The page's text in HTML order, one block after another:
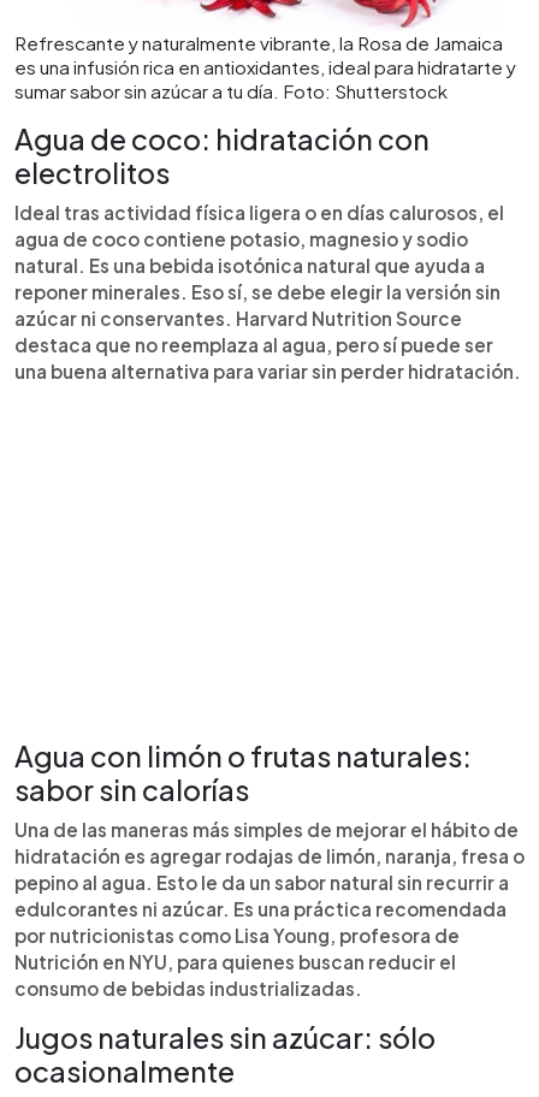
Refrescante y naturalmente vibrante, la Rosa de Jamaica
es una infusión rica en antioxidantes, ideal para hidratarte y
sumar sabor sin azúcar a tu día. Foto: Shutterstock
Agua de coco: hidratación con
electrolitos
Ideal tras actividad física ligera o en días calurosos, el
agua de coco contiene potasio, magnesio y sodio
natural. Es una bebida isotónica natural que ayuda a
reponer minerales. Eso sí, se debe elegir la versión sin
azúcar ni conservantes. Harvard Nutrition Source
destaca que no reemplaza al agua, pero sí puede ser
una buena alternativa para variar sin perder hidratación.
Agua con limón o frutas naturales:
sabor sin calorías
Una de las maneras más simples de mejorar el hábito de
hidratación es agregar rodajas de limón, naranja, fresa o
pepino al agua. Esto le da un sabor natural sin recurrir a
edulcorantes ni azúcar. Es una práctica recomendada
por nutricionistas como Lisa Young, profesora de
Nutrición en NYU, para quienes buscan reducir el
consumo de bebidas industrializadas.
Jugos naturales sin azúcar: sólo
ocasionalmente